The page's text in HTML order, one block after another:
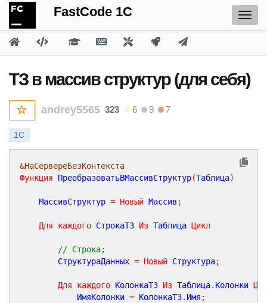
FastCode 1C
ТЗ в массив структур (для себя)
andrey5565 323 6 9 7
1С
&НаСервереБезКонтекста
Функция
ПреобразоватьВМассивСтруктур(Таблица)
	МассивСтруктур
= Новый Массив ;
Для каждого СтрокаТЗ Из Таблица Цикл
// Строка;
		СтруктураДанных
= Новый Структура;
Для каждого КолонкаТЗ Из Таблица. Колонки
        	ИмяКолонки
= КолонкаТЗ. Имя ;